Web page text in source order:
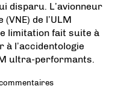
disparu. L’avionneur
de l’ULM
limitation fait suite à
à l’accidentologie
ultra-performants.